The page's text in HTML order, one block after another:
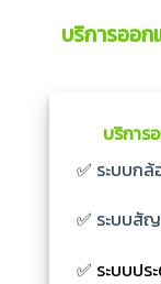
บริการออ
บริการ
✅ ระบบกล้
✅ ระบบสั
✅ ระบบป